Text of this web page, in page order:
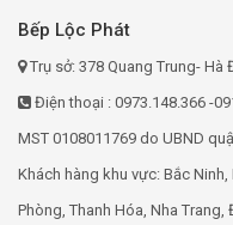
Bếp Lộc Phát
Trụ sở: 378 Quang Trung- Hà
Điện thoại : 0973.148.366 -
MST 0108011769 do UBND
Khách hàng khu vực: Bắc
Phòng, Thanh Hóa, Nha